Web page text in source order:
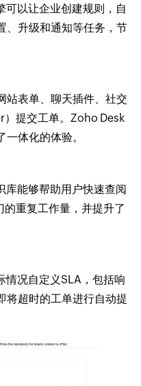
可以让企业创建规则，自
、升级和通知等任务，节
站表单、聊天插件、社交
提交工单。Zoho Desk
体化的体验。
库能够帮助用户快速查阅
重复工作量，并提升了
情况自定义SLA，包括响
将超时的工单进行自动提